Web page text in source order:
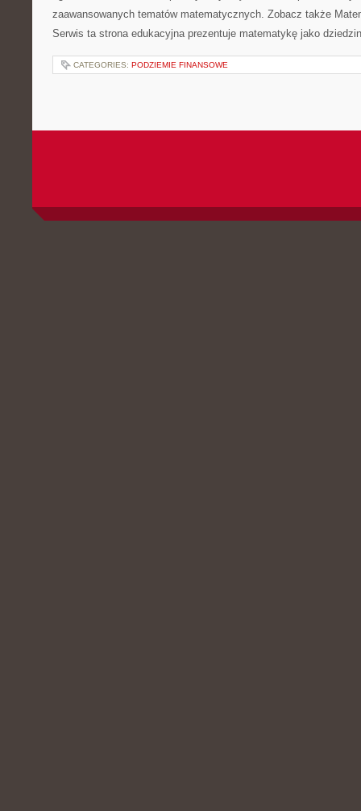
zaawansowanych tematów matematycznych. Zobacz także
Serwis ta strona edukacyjna prezentuje matematykę jako
CATEGORIES: PODZIEMIE FINANSOWE